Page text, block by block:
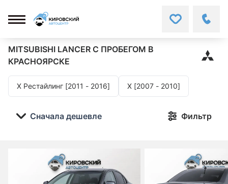
MITSUBISHI LANCER С ПРОБЕГОМ В
КРАСНОЯРСКЕ
X Рестайлинг [2011 - 2016] X [2007 - 2010]
Фильтр
Сначала дешевле